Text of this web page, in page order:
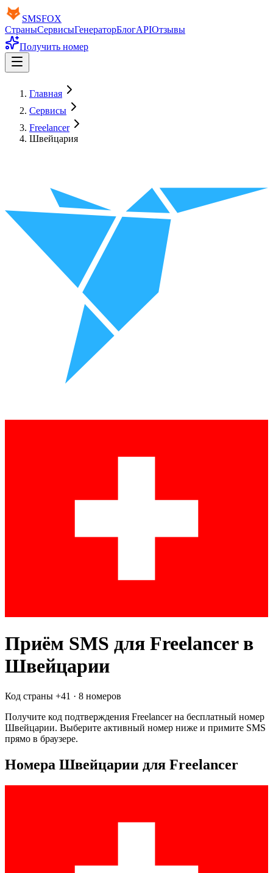
SMSFOX
СтраныСервисыГенераторБлогAPIОтзывы
Получить номер
Главная
Сервисы
Freelancer
Швейцария
Приём SMS для Freelancer в
Швейцарии
Код страны +41 · 8 номеров
Получите код подтверждения Freelancerна бесплатный номер
Швейцарии. Выберите активный номер ниже и примите SMS
прямо в браузере.
Номера Швейцарии для Freelancer